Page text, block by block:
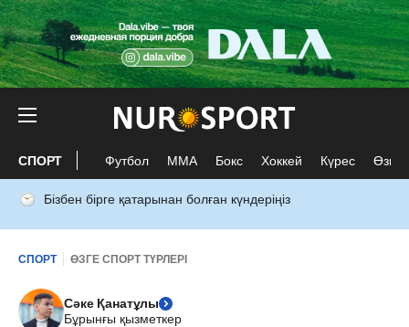
СПОРТ Футбол ММА Бокс Хоккей Күрес Өзге
Бізбен бірге қатарынан болған күндеріңіз
СПОРТ ӨЗГЕ СПОРТ ТҮРЛЕРІ
Сәке Қанатұлы
Бұрынғы қызметкер